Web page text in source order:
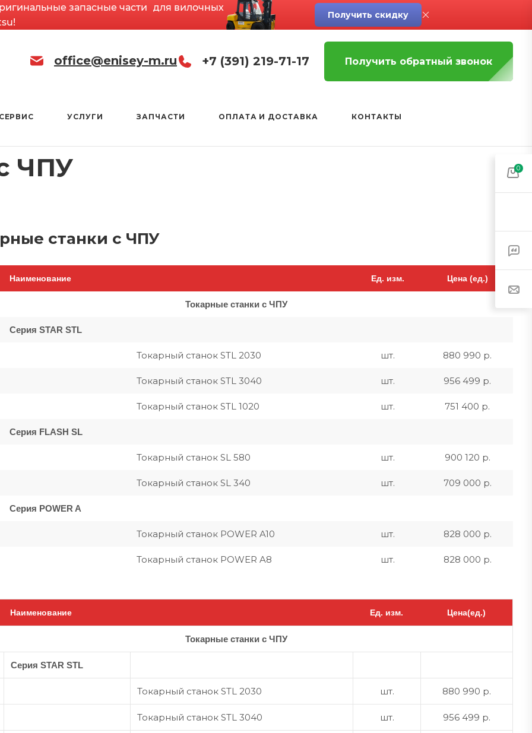
запасные части для вилочных
Получить скидку
office@enisey-m.ru +7 (391) 219-71-17 Получить обратный звонок
СЕРВИС УСЛУГИ ЗАПЧАСТИ ОПЛАТА И ДОСТАВКА КОНТАКТЫ
ЧПУ
станки с ЧПУ
Наименование Ед. изм. Цена (ед.)
Токарные станки с ЧПУ
Серия STAR STL
Токарный станок STL 2030 шт. 880 990 р.
Токарный станок STL 3040 шт. 956 499 р.
Токарный станок STL 1020 шт. 751 400 р.
Серия FLASH SL
Токарный станок SL 580 шт. 900 120 р.
Токарный станок SL 340 шт. 709 000 р.
Серия POWER A
Токарный станок POWER A10 шт. 828 000 р.
Токарный станок POWER A8 шт. 828 000 р.
Наименование Ед. изм. Цена(ед.)
Токарные станки с ЧПУ
Серия STAR STL
Токарный станок STL 2030 шт. 880 990 р.
Токарный станок STL 3040 шт. 956 499 р.
0